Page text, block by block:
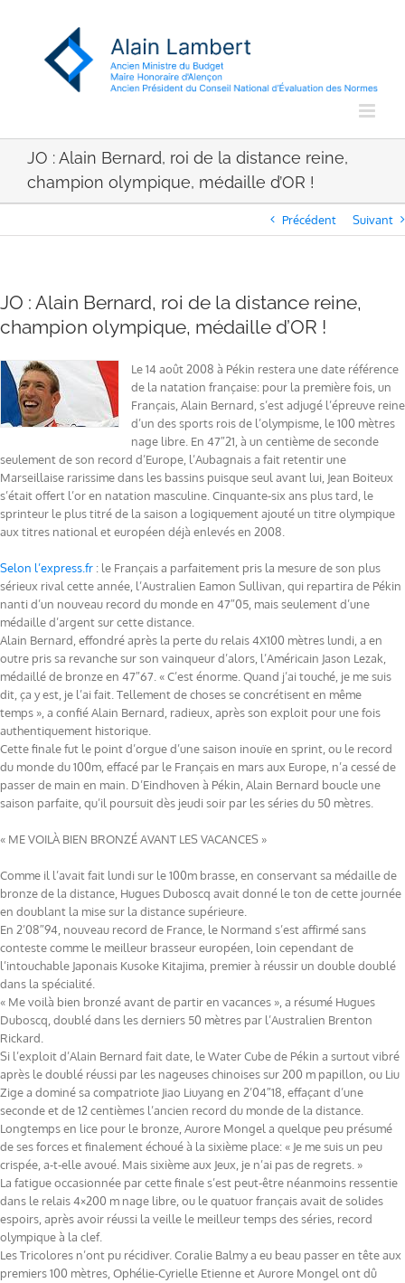
JO : Alain Bernard, roi de la distance reine,
champion olympique, médaille d’OR !
Précédent Suivant
JO : Alain Bernard, roi de la distance reine,
champion olympique, médaille d’OR !
Le 14 août 2008 à Pékin restera une date référence
de la natation française: pour la première fois, un
Français, Alain Bernard, s’est adjugé l’épreuve reine
d’un des sports rois de l’olympisme, le 100 mètres
nage libre. En 47″21, à un centième de seconde
seulement de son record d’Europe, l’Aubagnais a fait retentir une
Marseillaise rarissime dans les bassins puisque seul avant lui, Jean Boiteux
s’était offert l’or en natation masculine. Cinquante-six ans plus tard, le
sprinteur le plus titré de la saison a logiquement ajouté un titre olympique
aux titres national et européen déjà enlevés en 2008.
Selon l’express.fr : le Français a parfaitement pris la mesure de son plus
sérieux rival cette année, l’Australien Eamon Sullivan, qui repartira de Pékin
nanti d’un nouveau record du monde en 47″05, mais seulement d’une
médaille d’argent sur cette distance.
Alain Bernard, effondré après la perte du relais 4X100 mètres lundi, a en
outre pris sa revanche sur son vainqueur d’alors, l’Américain Jason Lezak,
médaillé de bronze en 47″67. « C’est énorme. Quand j’ai touché, je me suis
dit, ça y est, je l’ai fait. Tellement de choses se concrétisent en même
temps », a confié Alain Bernard, radieux, après son exploit pour une fois
authentiquement historique.
Cette finale fut le point d’orgue d’une saison inouïe en sprint, ou le record
du monde du 100m, effacé par le Français en mars aux Europe, n’a cessé de
passer de main en main. D’Eindhoven à Pékin, Alain Bernard boucle une
saison parfaite, qu’il poursuit dès jeudi soir par les séries du 50 mètres.
« ME VOILÀ BIEN BRONZÉ AVANT LES VACANCES »
Comme il l’avait fait lundi sur le 100m brasse, en conservant sa médaille de
bronze de la distance, Hugues Duboscq avait donné le ton de cette journée
en doublant la mise sur la distance supérieure.
En 2’08″94, nouveau record de France, le Normand s’est affirmé sans
conteste comme le meilleur brasseur européen, loin cependant de
l’intouchable Japonais Kusoke Kitajima, premier à réussir un double doublé
dans la spécialité.
« Me voilà bien bronzé avant de partir en vacances », a résumé Hugues
Duboscq, doublé dans les derniers 50 mètres par l’Australien Brenton
Rickard.
Si l’exploit d’Alain Bernard fait date, le Water Cube de Pékin a surtout vibré
après le doublé réussi par les nageuses chinoises sur 200 m papillon, ou Liu
Zige a dominé sa compatriote Jiao Liuyang en 2’04″18, effaçant d’une
seconde et de 12 centièmes l’ancien record du monde de la distance.
Longtemps en lice pour le bronze, Aurore Mongel a quelque peu présumé
de ses forces et finalement échoué à la sixième place: « Je me suis un peu
crispée, a-t-elle avoué. Mais sixième aux Jeux, je n’ai pas de regrets. »
La fatigue occasionnée par cette finale s’est peut-être néanmoins ressentie
dans le relais 4×200 m nage libre, ou le quatuor français avait de solides
espoirs, après avoir réussi la veille le meilleur temps des séries, record
olympique à la clef.
Les Tricolores n’ont pu récidiver. Coralie Balmy a eu beau passer en tête aux
premiers 100 mètres, Ophélie-Cyrielle Etienne et Aurore Mongel ont dû